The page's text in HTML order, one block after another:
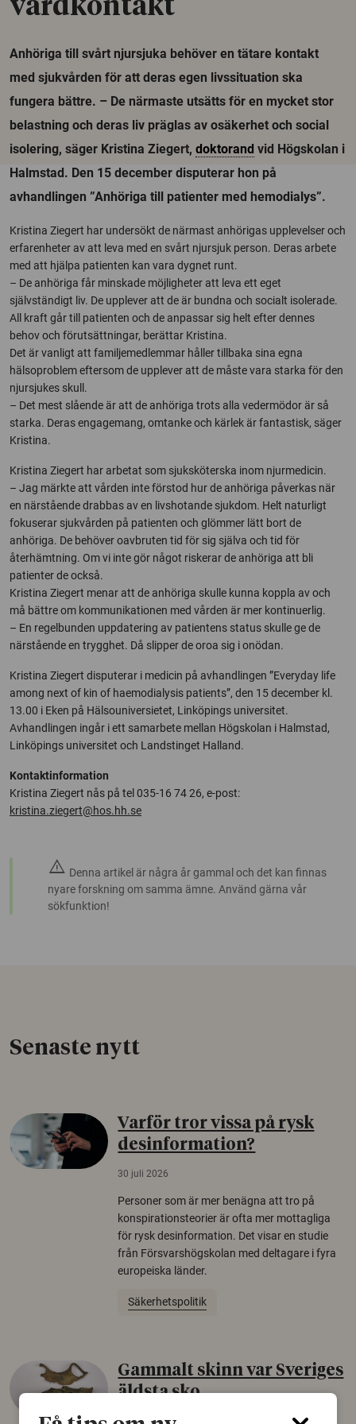
vårdkontakt
Anhöriga till svårt njursjuka behöver en tätare kontakt
med sjukvården för att deras egen livssituation ska
fungera bättre. – De närmaste utsätts för en mycket stor
belastning och deras liv präglas av osäkerhet och social
isolering, säger Kristina Ziegert, doktorand vid Högskolan i
Halmstad. Den 15 december disputerar hon på
avhandlingen ”Anhöriga till patienter med hemodialys”.
Kristina Ziegert har undersökt de närmast anhörigas upplevelser och
erfarenheter av att leva med en svårt njursjuk person. Deras arbete
med att hjälpa patienten kan vara dygnet runt.
– De anhöriga får minskade möjligheter att leva ett eget
självständigt liv. De upplever att de är bundna och socialt isolerade.
All kraft går till patienten och de anpassar sig helt efter dennes
behov och förutsättningar, berättar Kristina.
Det är vanligt att familjemedlemmar håller tillbaka sina egna
hälsoproblem eftersom de upplever att de måste vara starka för den
njursjukes skull.
– Det mest slående är att de anhöriga trots alla vedermödor är så
starka. Deras engagemang, omtanke och kärlek är fantastisk, säger
Kristina.
Kristina Ziegert har arbetat som sjuksköterska inom njurmedicin.
– Jag märkte att vården inte förstod hur de anhöriga påverkas när
en närstående drabbas av en livshotande sjukdom. Helt naturligt
fokuserar sjukvården på patienten och glömmer lätt bort de
anhöriga. De behöver oavbruten tid för sig själva och tid för
återhämtning. Om vi inte gör något riskerar de anhöriga att bli
patienter de också.
Kristina Ziegert menar att de anhöriga skulle kunna koppla av och
må bättre om kommunikationen med vården är mer kontinuerlig.
– En regelbunden uppdatering av patientens status skulle ge de
närstående en trygghet. Då slipper de oroa sig i onödan.
Kristina Ziegert disputerar i medicin på avhandlingen ”Everyday life
among next of kin of haemodialysis patients”, den 15 december kl.
13.00 i Eken på Hälsouniversietet, Linköpings universitet.
Avhandlingen ingår i ett samarbete mellan Högskolan i Halmstad,
Linköpings universitet och Landstinget Halland.
Kontaktinformation
Kristina Ziegert nås på tel 035-16 74 26, e-post:
kristina.ziegert@hos.hh.se
warning Denna artikel är några år gammal och det kan finnas
nyare forskning om samma ämne. Använd gärna vår
sökfunktion!
Senaste nytt
Varför tror vissa på rysk
desinformation?
30 juli 2026
Personer som är mer benägna att tro på
konspirationsteorier är ofta mer mottagliga
för rysk desinformation. Det visar en studie
från Försvarshögskolan med deltagare i fyra
europeiska länder.
Säkerhetspolitik
Gammalt skinn var Sveriges
äldsta sko
22 juni 2026